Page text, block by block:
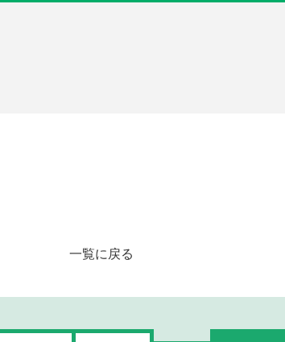
一覧に戻る